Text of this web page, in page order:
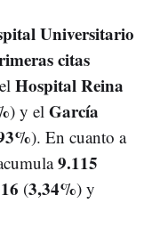
Universitario
citas
Hospital Reina
) y el García
). En cuanto a
9.115
(3,34%) y